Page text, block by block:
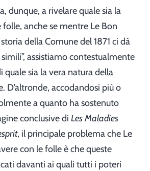
dunque, a rivelare quale sia la
anche se mentre Le Bon
della Comune del 1871 ci dà
assistiamo contestualmente
quale sia la vera natura della
D’altronde, accodandosi più o
a quanto ha sostenuto
conclusive di Les Maladies
, il principale problema che Le
con le folle è che queste
davanti ai quali tutti i poteri